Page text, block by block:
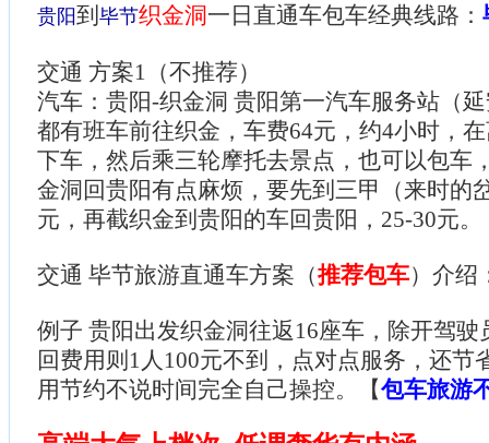
贵阳到 毕节织金洞一日直通车包车经典线路：
交通 方案1（不推荐）
汽车：贵阳-织金洞 贵阳第一汽车服务站（
都有班车前往织金，车费64元，约4小时，
下车，然后乘三轮摩托去景点，也可以包车
金洞回贵阳有点麻烦，要先到三甲（来时的
元，再截织金到贵阳的车回贵阳，25-30元。
交通 毕节旅游直通车方案（推荐包车）介绍
例子 贵阳出发织金洞往返16座车，除开驾驶
回费用则1人100元不到，点对点服务，还节
用节约不说时间完全自己操控。【包车旅游